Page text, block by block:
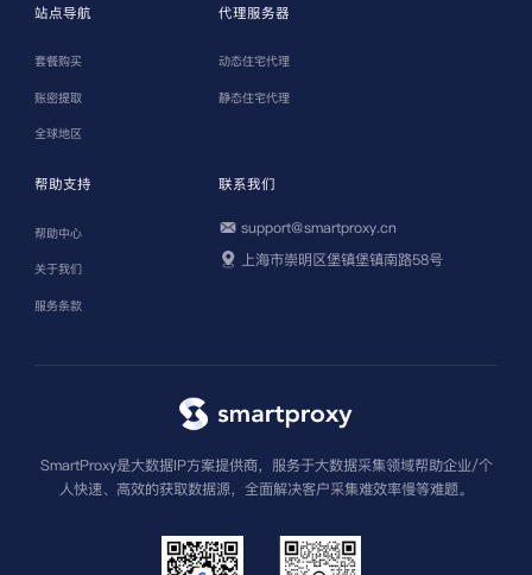
站点导航
套餐购买
账密提取
全球地区
代理服务器
动态住宅代理
静态住宅代理
帮助支持
帮助中心
关于我们
服务条款
联系我们
support@smartproxy.cn
上海市崇明区堡镇堡镇南路58号
SmartProxy是大数据IP方案提供商，服务于大数据采集领域帮助企业/个
人快速、高效的获取数据源，全面解决客户采集难效率慢等难题。